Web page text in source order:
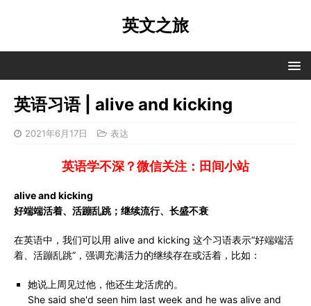
英文之旅
英语习语 | alive and kicking
2021年6月17日 表达
英语学不深？微信关注：田间小站
alive and kicking
好端端活着、活蹦乱跳；继续流行、长盛不衰
在英语中，我们可以用 alive and kicking 这个习语表示“好端端活
着、活蹦乱跳”，强调充满活力的继续存在或活着，比如：
她说上周见过他，他还生龙活虎的。
She said she'd seen him last week and he was alive and